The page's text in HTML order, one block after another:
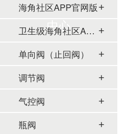
中心
海角社区APP官网版
卫生级海角社区APP简版下载
单向阀（止回阀）
调节阀
气控阀
瓶阀